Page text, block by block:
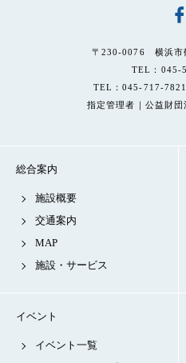
〒230-0076 横浜市
TEL：045-
TEL：045-717-7821
指定管理者｜公益財
総合案内
施設概要
交通案内
MAP
施設・サービス
イベント
イベント一覧